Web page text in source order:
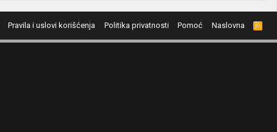
Pravila i uslovi korišćenja Politika privatnosti Pomoć Naslovna
R
S
S